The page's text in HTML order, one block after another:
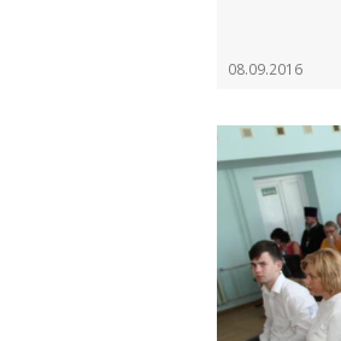
08.09.2016